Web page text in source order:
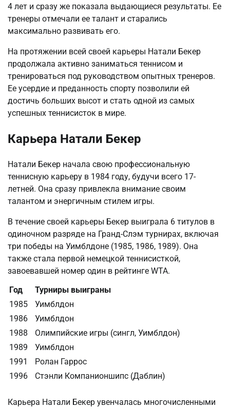
4 лет и сразу же показала выдающиеся результаты. Ее
тренеры отмечали ее талант и старались
максимально развивать его.
На протяжении всей своей карьеры Натали Бекер
продолжала активно заниматься теннисом и
тренироваться под руководством опытных тренеров.
Ее усердие и преданность спорту позволили ей
достичь больших высот и стать одной из самых
успешных теннисисток в мире.
Карьера Натали Бекер
Натали Бекер начала свою профессиональную
теннисную карьеру в 1984 году, будучи всего 17-
летней. Она сразу привлекла внимание своим
талантом и энергичным стилем игры.
В течение своей карьеры Бекер выиграла 6 титулов в
одиночном разряде на Гранд-Слэм турнирах, включая
три победы на Уимблдоне (1985, 1986, 1989). Она
также стала первой немецкой теннисисткой,
завоевавшей номер один в рейтинге WTA.
Год
Турниры выиграны
1985
Уимблдон
1986
Уимблдон
1988
Олимпийские игры (сингл, Уимблдон)
1989
Уимблдон
1991
Ролан Гаррос
1996
Стэнли Компанионшипс (Даблин)
Карьера Натали Бекер увенчалась многочисленными